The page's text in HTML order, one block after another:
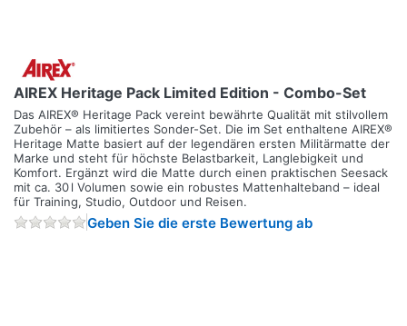
AIREX Heritage Pack Limited Edition - Combo-Set
Das AIREX® Heritage Pack vereint bewährte Qualität mit stilvollem
Zubehör – als limitiertes Sonder-Set. Die im Set enthaltene AIREX®
Heritage Matte basiert auf der legendären ersten Militärmatte der
Marke und steht für höchste Belastbarkeit, Langlebigkeit und
Komfort. Ergänzt wird die Matte durch einen praktischen Seesack
mit ca. 30 l Volumen sowie ein robustes Mattenhalteband – ideal
für Training, Studio, Outdoor und Reisen.
Geben Sie die erste Bewertung ab